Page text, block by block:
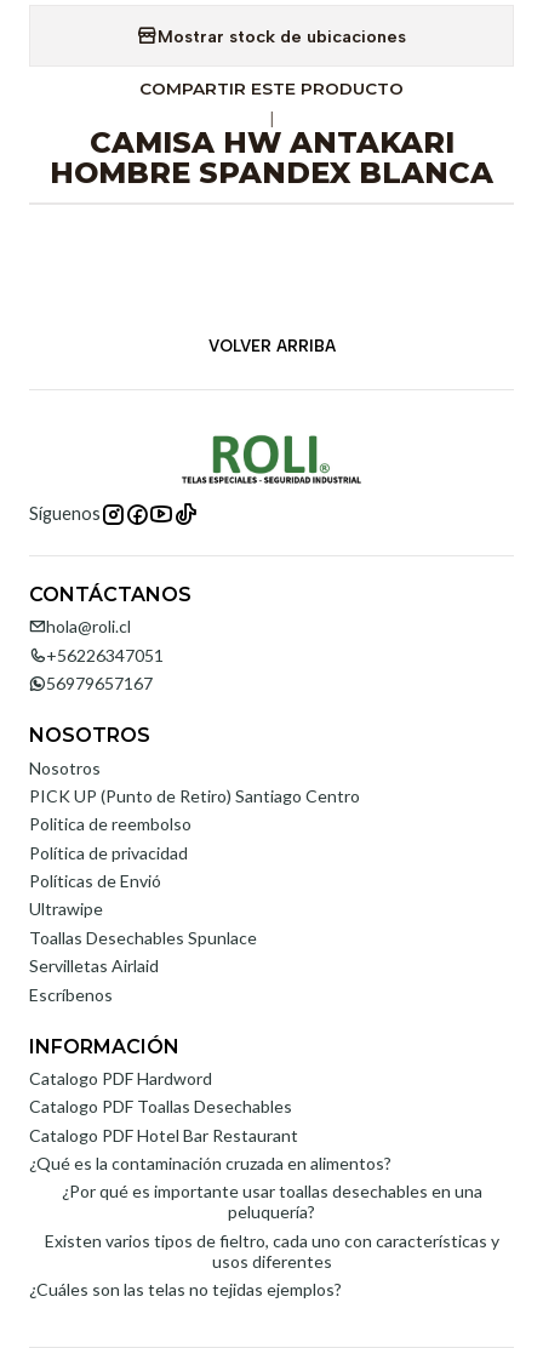
Mostrar stock de ubicaciones
COMPARTIR ESTE PRODUCTO
CAMISA HW ANTAKARI
HOMBRE SPANDEX BLANCA
VOLVER ARRIBA
Síguenos
CONTÁCTANOS
hola@roli.cl
+56226347051
56979657167
NOSOTROS
Nosotros
PICK UP (Punto de Retiro) Santiago Centro
Politica de reembolso
Política de privacidad
Políticas de Envió
Ultrawipe
Toallas Desechables Spunlace
Servilletas Airlaid
Escríbenos
INFORMACIÓN
Catalogo PDF Hardword
Catalogo PDF Toallas Desechables
Catalogo PDF Hotel Bar Restaurant
¿Qué es la contaminación cruzada en alimentos?
¿Por qué es importante usar toallas desechables en una
peluquería?
Existen varios tipos de fieltro, cada uno con características y
usos diferentes
¿Cuáles son las telas no tejidas ejemplos?